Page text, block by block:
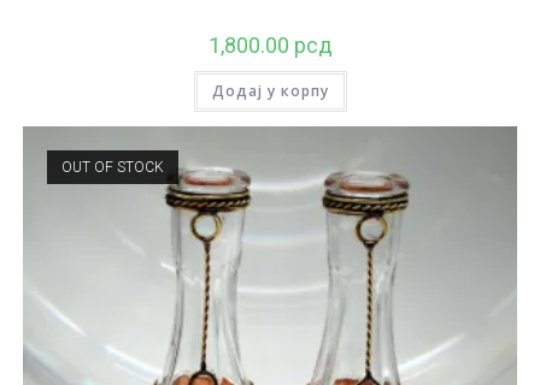
1,800.00 рсд
Додај у корпу
OUT OF STOCK